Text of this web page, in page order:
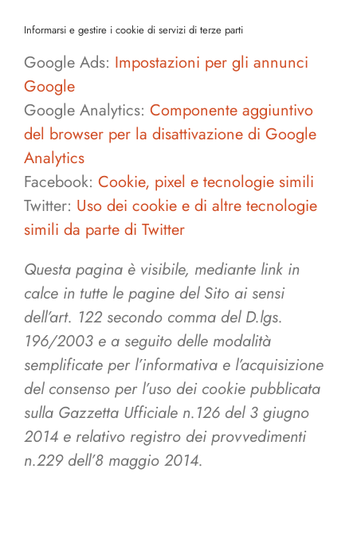
Informarsi e gestire i cookie di servizi di terze parti
Google Ads: Impostazioni per gli annunci
Google
Google Analytics: Componente aggiuntivo
del browser per la disattivazione di Google
Analytics
Facebook: Cookie, pixel e tecnologie simili
Twitter: Uso dei cookie e di altre tecnologie
simili da parte di Twitter
Questa pagina è visibile, mediante link in
calce in tutte le pagine del Sito ai sensi
dell’art. 122 secondo comma del D.lgs.
196/2003 e a seguito delle modalità
semplificate per l’informativa e l’acquisizione
del consenso per l’uso dei cookie pubblicata
sulla Gazzetta Ufficiale n.126 del 3 giugno
2014 e relativo registro dei provvedimenti
n.229 dell’8 maggio 2014.